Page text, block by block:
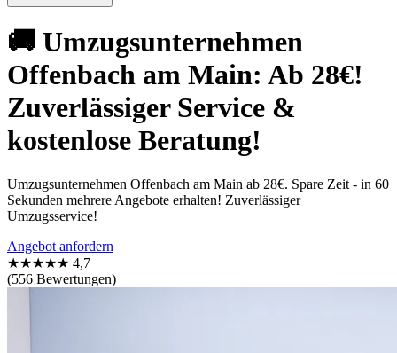
🚚 Umzugsunternehmen
Offenbach am Main: Ab 28€!
Zuverlässiger Service &
kostenlose Beratung!
Umzugsunternehmen Offenbach am Main ab 28€. Spare Zeit - in 60
Sekunden mehrere Angebote erhalten! Zuverlässiger
Umzugsservice!
Angebot anfordern
★★★★★ 4,7
(556 Bewertungen)